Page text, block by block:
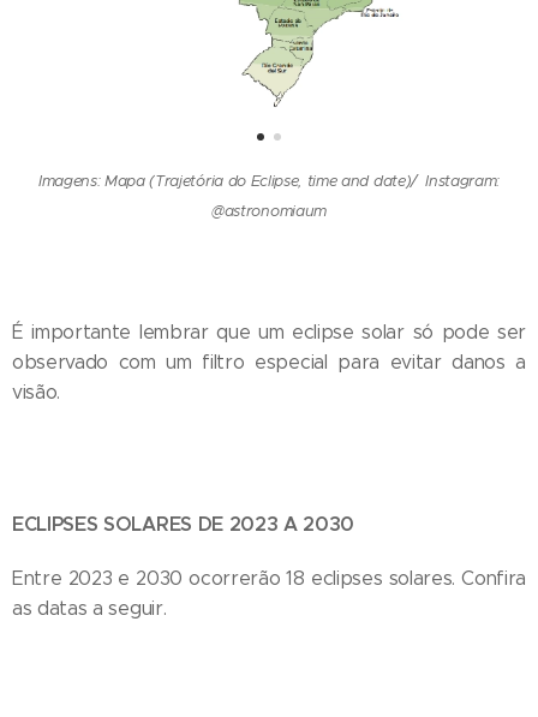
Imagens: Mapa (Trajetória do Eclipse, time and date)/ Instagram:
@astronomiaum
É importante lembrar que um eclipse solar só pode ser
observado com um filtro especial para evitar danos a
visão.
ECLIPSES SOLARES DE 2023 A 2030
Entre 2023 e 2030 ocorrerão 18 eclipses solares. Confira
as datas a seguir.